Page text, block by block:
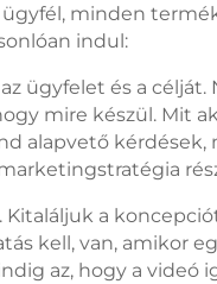
minden
indul:
ügyfelet és a
mire készül. Mit
alapvető
Kitaláljuk a
kell, van, amikor
az, hogy a videó